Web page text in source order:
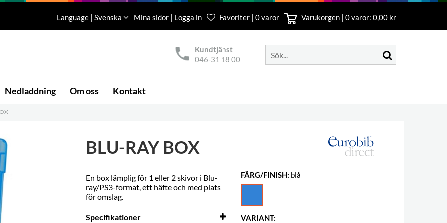
Language | Svenska Mina sidor | Logga in Favoriter | 0 varor Varukorgen | 0varor: 0,00 kr
Kundtjänst
046-31 18 00
Nedladdning Om oss Kontakt
BLU-RAY BOX
En box lämplig för 1 eller 2 skivor i Blu-
ray/PS3-format, ett häfte och med plats
för omslag.
Specifikationer
FÄRG/FINISH: blå
VARIANT: